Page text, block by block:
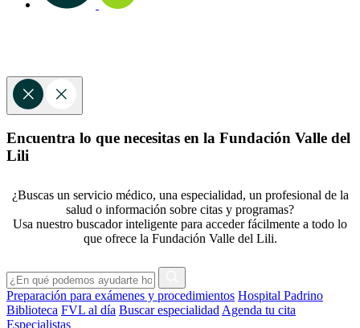
Encuentra lo que necesitas en la Fundación Valle del
Lili
¿Buscas un servicio médico, una especialidad, un profesional de la
salud o información sobre citas y programas?
Usa nuestro buscador inteligente para acceder fácilmente a todo lo
que ofrece la Fundación Valle del Lili.
Preparación para exámenes y procedimientos Hospital Padrino
Biblioteca FVL al día Buscar especialidad Agenda tu cita
Especialistas